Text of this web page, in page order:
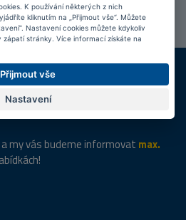
PŘIPOJIT SE
KAMENNÉ PRODEJNY
Jsme na trhu více než 10 let
my vás budeme informovat max.
K používání některých z nich
kliknutím na „Přijmout vše“. Můžete
Nastavení cookies můžete kdykoliv
zápatí stránky. Více informací získáte na
Přijmout vše
Nastavení